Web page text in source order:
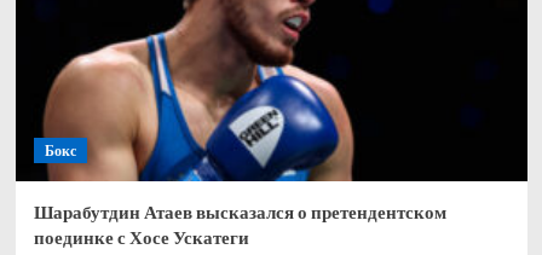
Бокс
Шарабутдин Атаев высказался о претендентском
поединке с Хосе Ускатеги